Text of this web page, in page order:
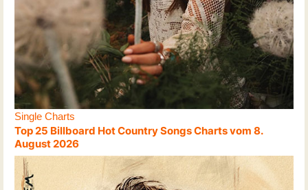
Single Charts
Top 25 Billboard Hot Country Songs Charts vom 8.
August 2026